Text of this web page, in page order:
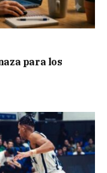
para los